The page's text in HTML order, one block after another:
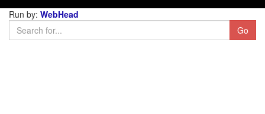
Run by: WebHead